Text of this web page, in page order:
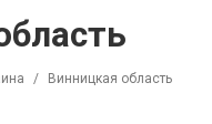
/ Винницкая область